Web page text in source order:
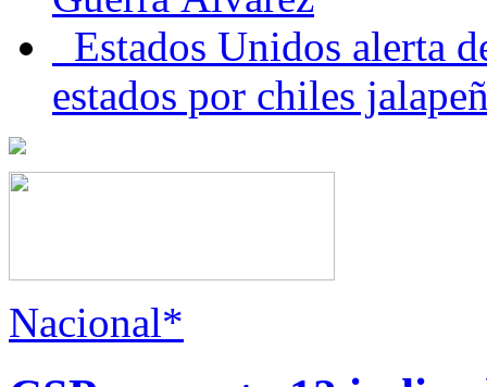
Estados Unidos alerta
estados por chiles
Nacional*